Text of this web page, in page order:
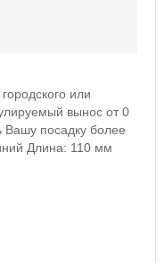
или
вынос от 0
Вашу посадку более
Длина: 110 мм